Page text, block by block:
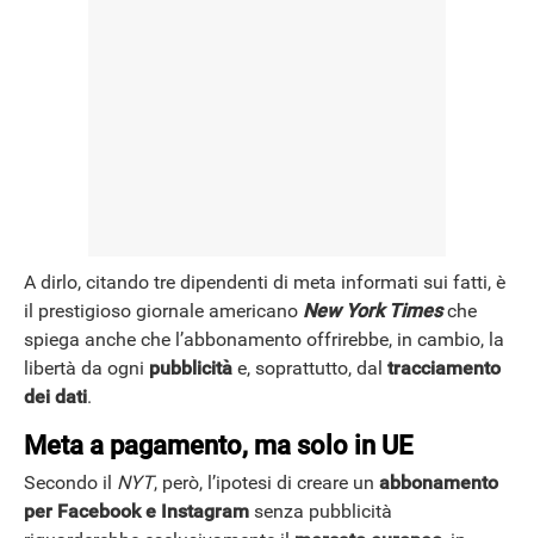
A dirlo, citando tre dipendenti di meta informati sui fatti, è
il prestigioso giornale americano New York Timesche
spiega anche che l’abbonamento offrirebbe, in cambio, la
libertà da ogni pubblicità e, soprattutto, dal tracciamento
dei dati.
Meta a pagamento, ma solo in UE
Secondo il NYT, però, l’ipotesi di creare un abbonamento
per Facebook e Instagram senza pubblicità